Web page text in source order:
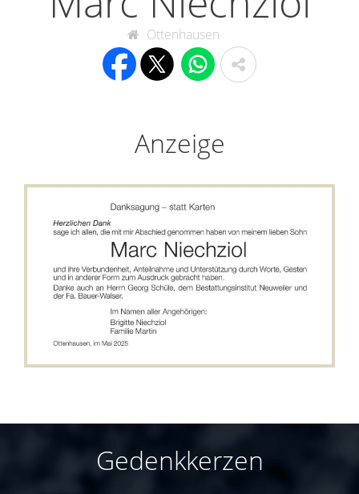
Ottenhausen
Anzeige
Gedenkkerzen